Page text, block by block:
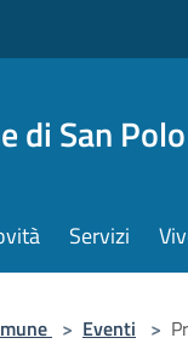
di San
Servizi
> Eventi >